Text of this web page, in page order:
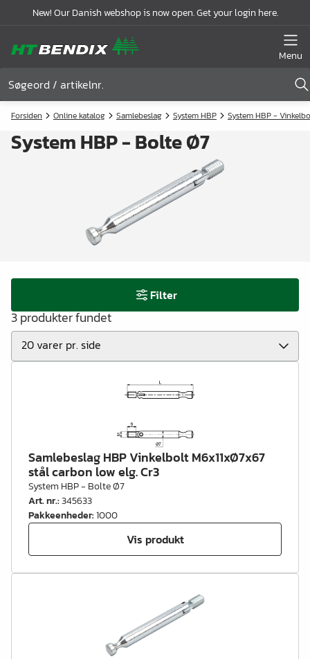
New! Our Danish webshop is now open. Get your login here.
Menu
Forsiden Online katalog Samlebeslag System HBP System HBP -
System HBP - Bolte Ø7
Filter
3 produkter fundet
Samlebeslag HBP Vinkelbolt M6x11xØ7x67
stål carbon low elg. Cr3
System HBP - Bolte Ø7
Art. nr.:345633
Pakkeenheder:1000
Vis produkt